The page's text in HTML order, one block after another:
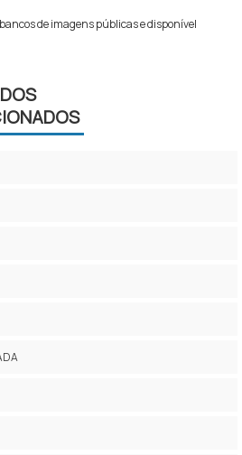
de imagens públicas e disponível